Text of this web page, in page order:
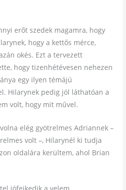
erőt szedek magamra, hogy
hogy a kettős mérce,
okés. Ezt a tervezett
hogy tizenhétévesen nehezen
egy ilyen témájú
Hilarynek pedig jól láthatóan a
volt, hogy mit művel.
elég gyötrelmes Adriannek –
volt –, Hilarynél ki tudja
oldalára kerültem, ahol Brian
jófejkedik a velem